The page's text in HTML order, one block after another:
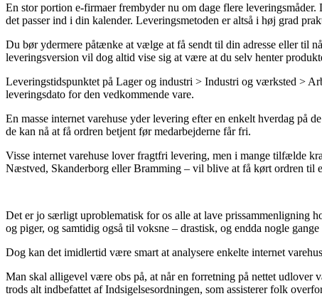
En stor portion e-firmaer frembyder nu om dage flere
det passer ind i din kalender. Leveringsmetoden er altså i høj grad
Du bør ydermere påtænke at vælge at få sendt til din adresse eller til
leveringsversion vil dog altid vise sig at være at du selv henter
Leveringstidspunktet på Lager og industri > Industri og værksted >
leveringsdato for den vedkommende vare.
En masse internet varehuse yder levering efter en enkelt hverdag på
de kan nå at få ordren betjent før medarbejderne får fri.
Visse internet varehuse lover fragtfri levering, men i mange tilfælde
Næstved, Skanderborg eller Bramming – vil blive at få kørt ordren til
Det er jo særligt uproblematisk for os alle at lave prissammenligning
og piger, og samtidig også til voksne – drastisk, og endda nogle
Dog kan det imidlertid være smart at analysere enkelte internet
Man skal alligevel være obs på, at når en forretning på nettet udlover
trods alt indbefattet af Indsigelsesordningen, som assisterer folk